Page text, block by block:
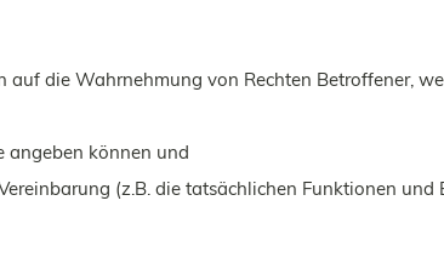
auf die Wahrnehmung von Rechten Betroffener,
angeben können und
(z.B. die tatsächlichen Funktionen